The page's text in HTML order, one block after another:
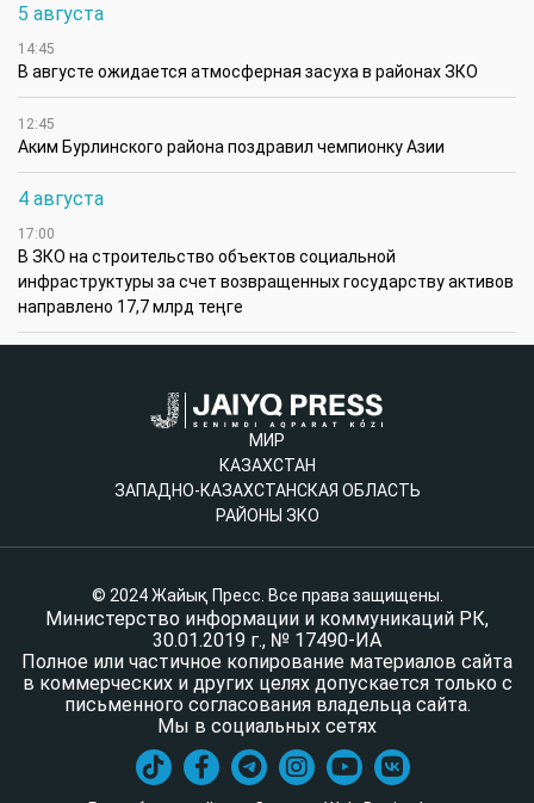
5 августа
14:45
В августе ожидается атмосферная засуха в районах ЗКО
12:45
Аким Бурлинского района поздравил чемпионку Азии
4 августа
17:00
В ЗКО на строительство объектов социальной
инфраструктуры за счет возвращенных государству активов
направлено 17,7 млрд теңге
МИР
КАЗАХСТАН
ЗАПАДНО-КАЗАХСТАНСКАЯ ОБЛАСТЬ
РАЙОНЫ ЗКО
© 2024 Жайық Пресс. Все права защищены.
Министерство информации и коммуникаций РК,
30.01.2019 г., № 17490-ИА
Полное или частичное копирование материалов сайта
в коммерческих и других целях допускается только с
письменного согласования владельца сайта.
Мы в социальных сетях